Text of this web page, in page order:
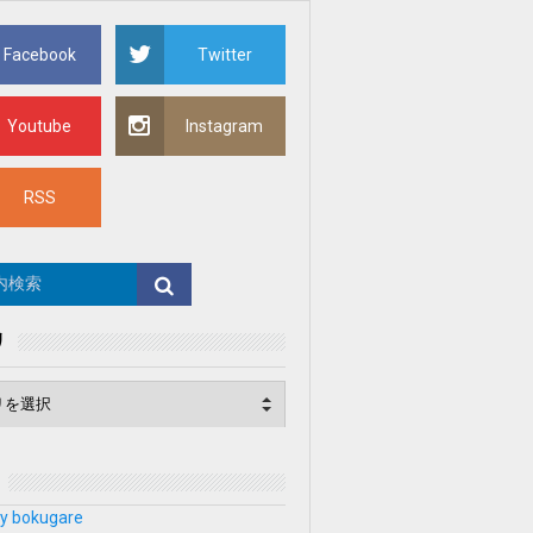
Facebook Twitter
Youtube Instagram
RSS
bokugare